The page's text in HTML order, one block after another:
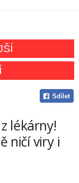
Sdílet
lékárny!
ničí viry i